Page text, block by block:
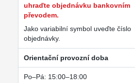
uhraďte objednávku bankovním
převodem.
Jako variabilní symbol uveďte číslo
objednávky.
Orientační provozní doba
Po–Pá: 15:00–18:00